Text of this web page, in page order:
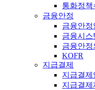
통화정책
금융안정
금융안정
금융시스
금융안정
KOFR
지급결제
지급결제
지급결제